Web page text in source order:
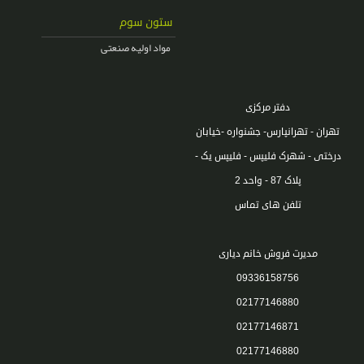
ستون سوم
مواد اولیه صنعتی
دفتر مرکزی
تهران - تهرانپارس- جشنواره -خیابان
درختی - شهرک فلیپس - فلیپس یک -
پلاک 87 - واحد 2
تلفن های تماس
مدیرت فروش خانم دیاری
09336158756
02177146880
02177146871
02177146880